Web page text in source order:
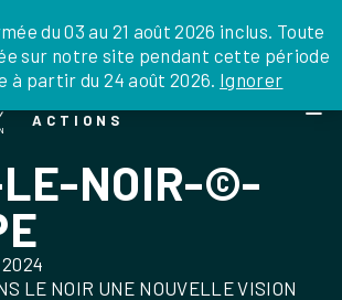
du 03 au 21 août 2026 inclus. Toute
sur notre site pendant cette période
à partir du 24 août 2026. Ignorer
NOUS SOUTENIR
DEPUIS LA FRANCE
DEPUIS L’INTERNATIONAL
EN TANT QU’ORGANISATION
LEGS, LIBÉRALITÉS
0 ARTICLE
ACTIONS
NOIR-©-
LE NOIR UNE NOUVELLE VISION